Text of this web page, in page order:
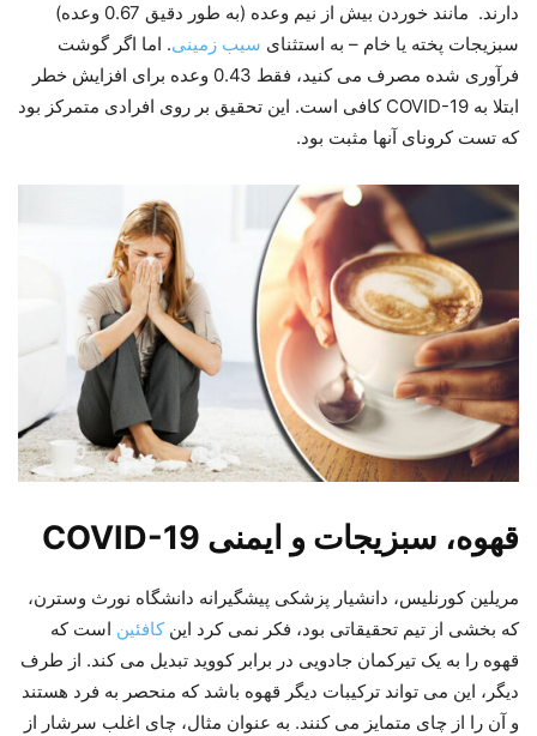
دارند. مانند خوردن بیش از نیم وعده (به طور دقیق 0.67 وعده)
سبزیجات پخته یا خام – به استثنای سیب زمینی. اما اگر گوشت
فرآوری شده مصرف می کنید، فقط 0.43 وعده برای افزایش خطر
ابتلا به COVID-19 کافی است. این تحقیق بر روی افرادی متمرکز بود
که تست کرونای آنها مثبت بود.
قهوه، سبزیجات و ایمنی COVID-19
مریلین کورنلیس، دانشیار پزشکی پیشگیرانه دانشگاه نورث وسترن،
که بخشی از تیم تحقیقاتی بود، فکر نمی کرد اینکافئین است که
قهوه را به یک تیرکمان جادویی در برابر کووید تبدیل می کند. از طرف
دیگر، این می تواند ترکیبات دیگر قهوه باشد که منحصر به فرد هستند
و آن را از چای متمایز می کنند. به عنوان مثال، چای اغلب سرشار از